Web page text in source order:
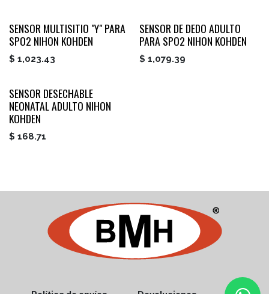
SENSOR MULTISITIO "Y" PARA
SPO2 NIHON KOHDEN
$ 1,023.43
SENSOR DE DEDO ADULTO
PARA SPO2 NIHON KOHDEN
$ 1,079.39
SENSOR DESECHABLE
NEONATAL ADULTO NIHON
KOHDEN
$ 168.71